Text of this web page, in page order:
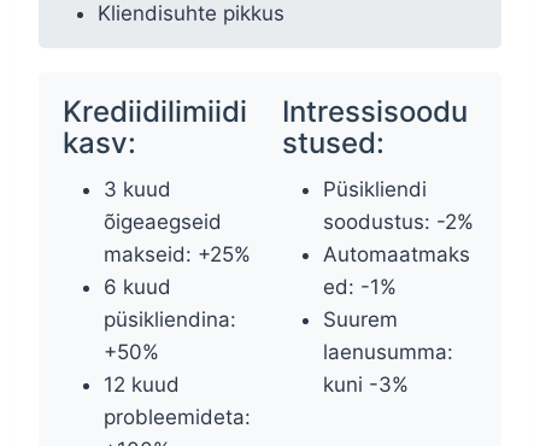
Kliendisuhte pikkus
Krediidilimiidi
kasv:
3 kuud
õigeaegseid
makseid: +25%
6 kuud
püsikliendina:
+50%
12 kuud
probleemideta:
Intressisoodu
stused:
Püsikliendi
soodustus: -2%
Automaatmaks
ed: -1%
Suurem
laenusumma:
kuni -3%